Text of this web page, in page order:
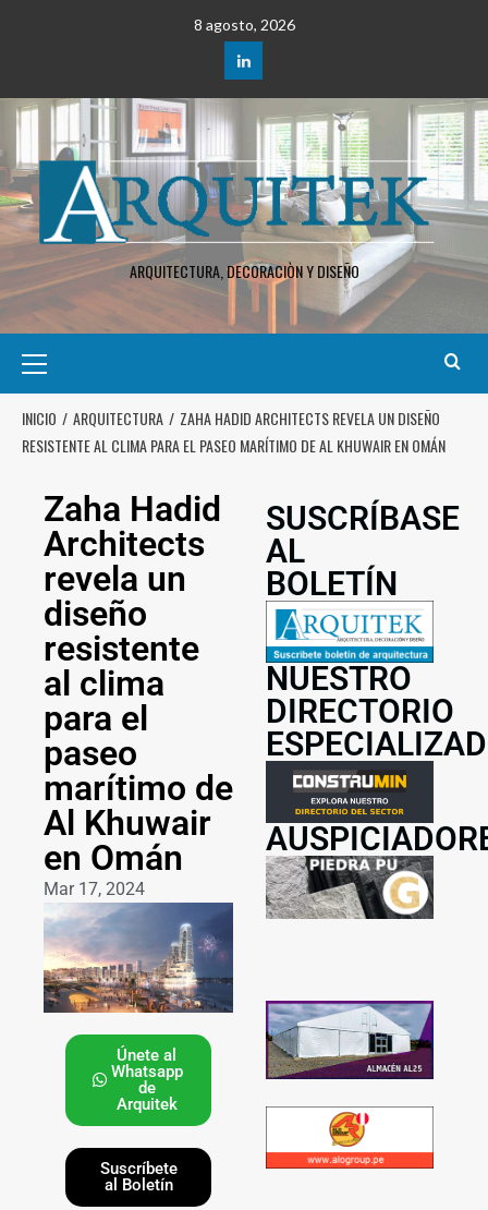
8 agosto, 2026
ARQUITECTURA, DECORACIÒN Y DISEÑO
INICIO ARQUITECTURA
ZAHA HADID ARCHITECTS REVELA UN DISEÑO
RESISTENTE AL CLIMA PARA EL PASEO MARÍTIMO DE AL KHUWAIR EN OMÁN
Zaha Hadid
Architects
revela un
diseño
resistente
al clima
para el
paseo
marítimo de
Al Khuwair
en Omán
Mar 17, 2024
Únete al
Whatsapp
de
Arquitek
Suscríbete
al Boletín
SUSCRÍBASE
AL
BOLETÍN
NUESTRO
DIRECTORIO